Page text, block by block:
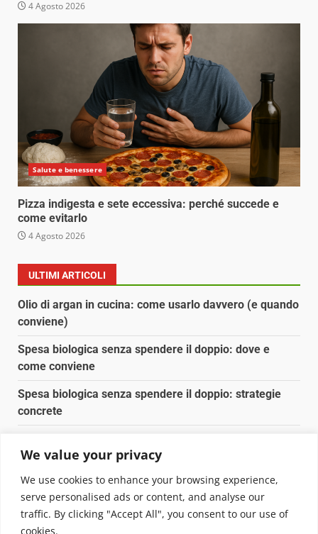
We value your privacy
We use cookies to enhance your browsing experience,
serve personalised ads or content, and analyse our
traffic. By clicking "Accept All", you consent to our use of
cookies.
4 Agosto 2026
Salute e benessere
Pizza indigesta e sete eccessiva: perché succede e
come evitarlo
4 Agosto 2026
ULTIMI ARTICOLI
Olio di argan in cucina: come usarlo davvero (e quando
conviene)
Spesa biologica senza spendere il doppio: dove e
come conviene
Spesa biologica senza spendere il doppio: strategie
concrete
Pulizia naturale della casa: 3 ingredienti che
sostituiscono 10 prodotti chimici
Copyright © 2025 Biopianeta.it proprietà di Jws Media